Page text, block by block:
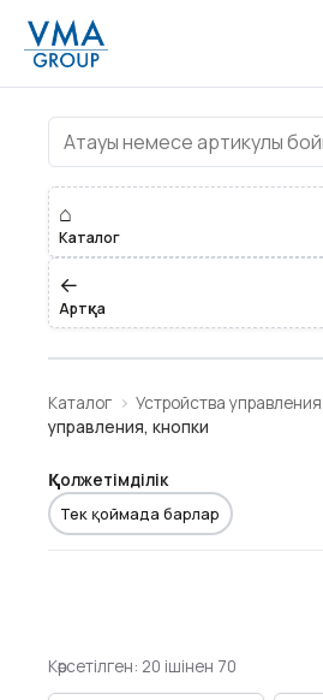
Посты управления,
⌂
Каталог
←
Артқа
Каталог Устройства
управления, кнопки
Қолжетімділік
Тек қоймада барлар
Көрсетілген: 20 ішінен 70